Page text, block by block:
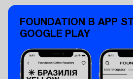
FOUNDATION В APP
GOOGLE PLAY